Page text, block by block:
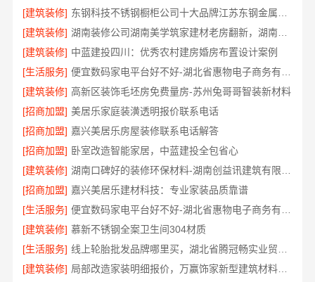
[建筑装修]
[建筑装修]
湖南装修公司湖南美学筑家建材老房翻新，湖南美学筑家建材焕新您的家
[建筑装修] 中蓝建投四川：优秀农村建房婚房布置设计案例
[生活服务]
[建筑装修] 高新区装饰毛坯房免费量房-苏州兔哥哥智装新材料
[招商加盟] 美居乐家庭装潢透明报价联系电话
[招商加盟] 嘉兴美居乐房屋装修联系电话解答
[招商加盟] 卧室改造智能家居，中蓝建投全包省心
[建筑装修]
[招商加盟] 嘉兴美居乐建材科技：专业家装品质靠谱
[生活服务]
[建筑装修] 慕新不锈钢全案卫生间304材质
[生活服务]
[建筑装修]
局部改造家装明细报价，万赢饰家新型建筑材料有限公司精准核算